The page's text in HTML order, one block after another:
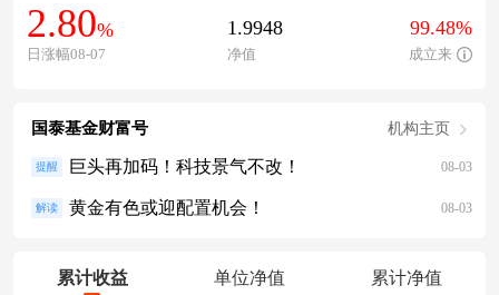
2.80%
日涨幅08-07
1.9948
净值
99.48%
成立来
国泰基金财富号 机构主页
提醒 巨头再加码！科技景气不改！ 08-03
解读 黄金有色或迎配置机会！ 08-03
累计收益 单位净值 累计净值